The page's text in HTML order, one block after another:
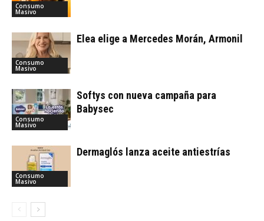
Consumo
Masivo
Consumo
Masivo
Elea elige a Mercedes Morán, Armonil
Consumo
Masivo
Softys con nueva campaña para
Babysec
Consumo
Masivo
Dermaglós lanza aceite antiestrías